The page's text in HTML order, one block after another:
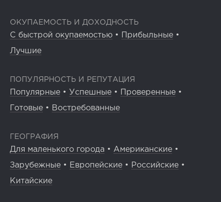
ОКУПАЕМОСТЬ И ДОХОДНОСТЬ
С быстрой окупаемостью • Прибыльные •
Лучшие
ПОПУЛЯРНОСТЬ И РЕПУТАЦИЯ
Популярные • Успешные • Проверенные •
Готовые • Востребованные
ГЕОГРАФИЯ
Для маленького города • Американские •
Зарубежные • Европейские • Российские •
Китайские